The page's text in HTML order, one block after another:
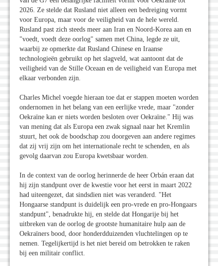
2026. Ze stelde dat Rusland niet alleen een bedreiging vormt
voor Europa, maar voor de veiligheid van de hele wereld.
Rusland past zich steeds meer aan Iran en Noord-Korea aan en
"voedt, voedt deze oorlog" samen met China, legde ze uit,
waarbij ze opmerkte dat Rusland Chinese en Iraanse
technologieën gebruikt op het slagveld, wat aantoont dat de
veiligheid van de Stille Oceaan en de veiligheid van Europa met
elkaar verbonden zijn.
Charles Michel voegde hieraan toe dat er stappen moeten worden
ondernomen in het belang van een eerlijke vrede, maar "zonder
Oekraïne kan er niets worden besloten over Oekraïne." Hij was
van mening dat als Europa een zwak signaal naar het Kremlin
stuurt, het ook de boodschap zou doorgeven aan andere regimes
dat zij vrij zijn om het internationale recht te schenden, en als
gevolg daarvan zou Europa kwetsbaar worden.
In de context van de oorlog herinnerde de heer Orbán eraan dat
hij zijn standpunt over de kwestie voor het eerst in maart 2022
had uiteengezet, dat sindsdien niet was veranderd. "Het
Hongaarse standpunt is duidelijk een pro-vrede en pro-Hongaars
standpunt", benadrukte hij, en stelde dat Hongarije bij het
uitbreken van de oorlog de grootste humanitaire hulp aan de
Oekraïners bood, door honderdduizenden vluchtelingen op te
nemen. Tegelijkertijd is het niet bereid om betrokken te raken
bij een militair conflict.